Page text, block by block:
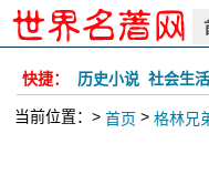
快捷： 历史小说 社会生活
当前位置：> 首页 > 格林兄